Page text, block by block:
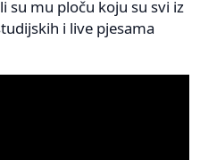
su mu ploču koju su svi iz
i live pjesama